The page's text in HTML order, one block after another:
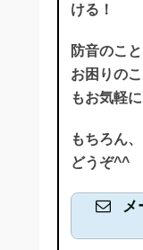
ける！
防音のこ
お困りの
もお気軽
もちろん
どうぞ^^
メ